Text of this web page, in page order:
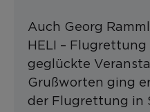
Auch Georg
HELI –
geglückte
Grußworten ging
der Flugrettung in